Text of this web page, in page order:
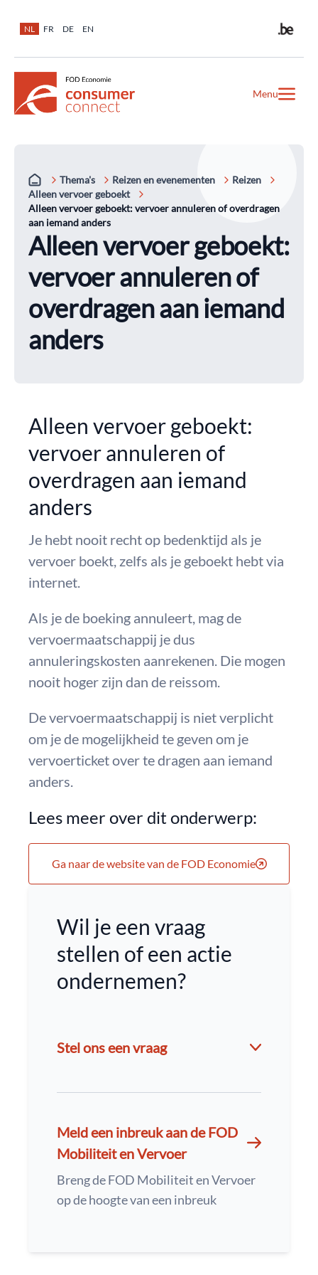
NL FR DE EN
Menu
Thema's Reizen en evenementen
Reizen
Alleen vervoer geboekt
Alleen vervoer geboekt: vervoer annuleren of overdragen
aan iemand anders
Alleen vervoer geboekt:
vervoer annuleren of
overdragen aan iemand
anders
Alleen vervoer geboekt:
vervoer annuleren of
overdragen aan iemand
anders
Je hebt nooit recht op bedenktijd als je
vervoer boekt, zelfs als je geboekt hebt via
internet.
Als je de boeking annuleert, mag de
vervoermaatschappij je dus
annuleringskosten aanrekenen. Die mogen
nooit hoger zijn dan de reissom.
De vervoermaatschappij is niet verplicht
om je de mogelijkheid te geven om je
vervoerticket over te dragen aan iemand
anders.
Lees meer over dit onderwerp:
Ga naar de website van de FOD Economie
Wil je een vraag
stellen of een actie
ondernemen?
Stel ons een vraag
Meld een inbreuk aan de FOD
Mobiliteit en Vervoer
Breng de FOD Mobiliteit en Vervoer
op de hoogte van een inbreuk